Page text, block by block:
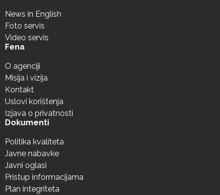
News in English
Foto servis
Video servis
Fena
O agenciji
Misija i vizija
Kontakt
Uslovi korištenja
Izjava o privatnosti
Dokumenti
Politika kvaliteta
Javne nabavke
Javni oglasi
Pristup informacijama
Plan integriteta